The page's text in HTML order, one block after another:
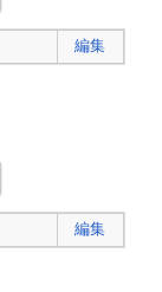
編集
編集